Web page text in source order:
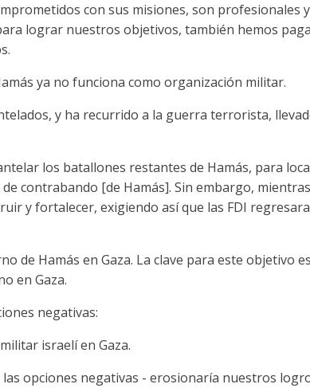
con sus misiones, son profesionales
lograr nuestros objetivos, también hemos
ya no funciona como organización militar.
y ha recurrido a la guerra terrorista,
los batallones restantes de Hamás, para
contrabando [de Hamás]. Sin embargo,
y fortalecer, exigiendo así que las FDI
de Hamás en Gaza. La clave para este objetivo
en Gaza.
negativas:
israelí en Gaza.
las opciones negativas - erosionaría nuestros